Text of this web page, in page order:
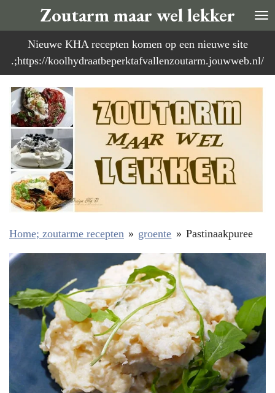
direct
naar
de
Zoutarm maar wel lekker
Nieuwe KHA recepten komen op een nieuwe site
.;https://koolhydraatbeperktafvallenzoutarm.jouwweb.nl/
Home; zoutarme recepten » groente » Pastinaakpuree